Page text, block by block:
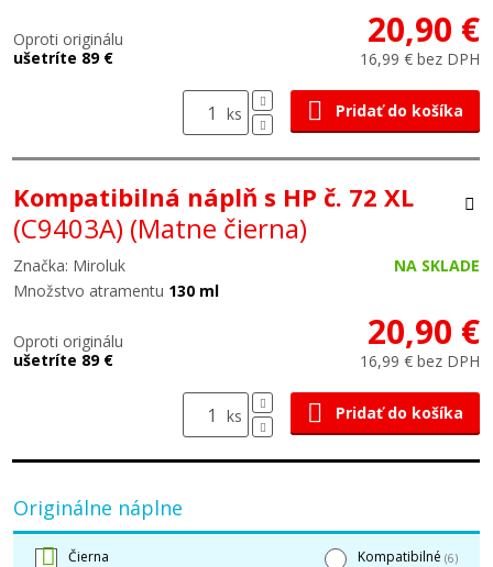
Oproti originálu
ušetríte 89 €
20,90 €
16,99 € bez DPH
ks Pridať do košíka
Kompatibilná náplň s HP č. 72 XL
(C9403A) (Matne čierna)
Značka: Miroluk
NA SKLADE
Množstvo atramentu 130 ml
Oproti originálu
ušetríte 89 €
20,90 €
16,99 € bez DPH
ks Pridať do košíka
Originálne náplne
Čierna
Kompatibilné (6)